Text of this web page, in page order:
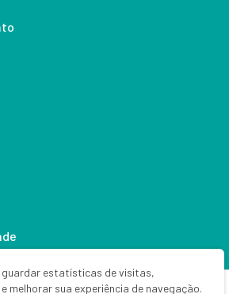
guardar estatísticas de visitas,
melhorar sua experiência de navegação.